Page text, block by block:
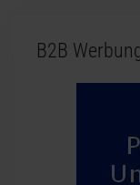
B2B